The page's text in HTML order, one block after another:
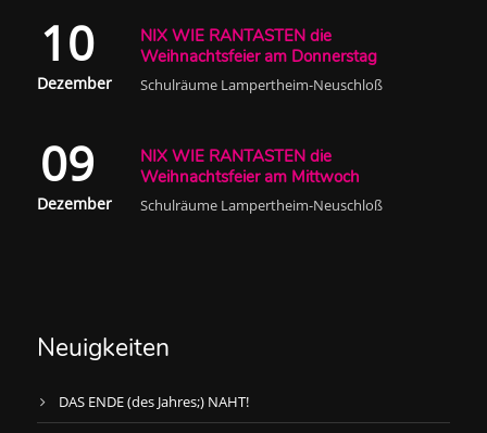
10
Dezember
NIX WIE RANTASTEN die
Weihnachtsfeier am Donnerstag
Schulräume Lampertheim-Neuschloß
09
Dezember
NIX WIE RANTASTEN die
Weihnachtsfeier am Mittwoch
Schulräume Lampertheim-Neuschloß
Neuigkeiten
DAS ENDE (des Jahres;) NAHT!